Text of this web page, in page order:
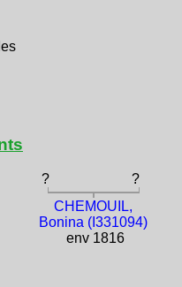
?
?
CHEMOUIL,
Bonina (I331094)
env 1816